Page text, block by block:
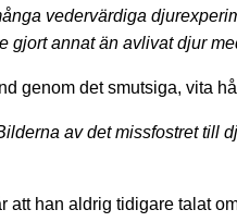
vedervärdiga
gjort annat än avlivat djur
genom det smutsiga, vita
av det missfostret till
att han aldrig tidigare talat